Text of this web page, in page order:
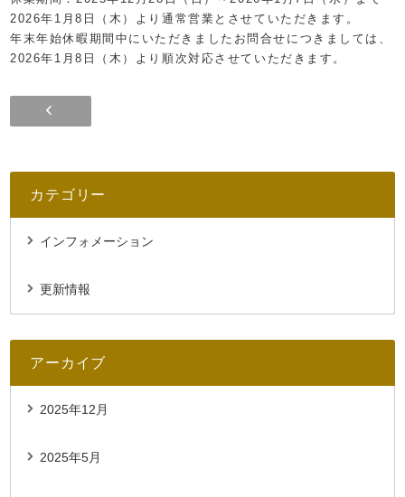
2026年1月8日（木）より通常営業とさせていただきます。
年末年始休暇期間中にいただきましたお問合せにつきましては、
2026年1月8日（木）より順次対応させていただきます。
カテゴリー
インフォメーション
更新情報
アーカイブ
2025年12月
2025年5月